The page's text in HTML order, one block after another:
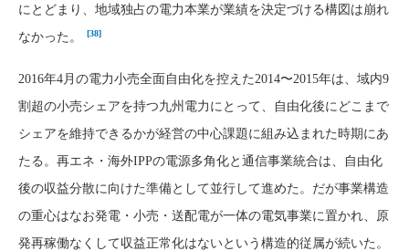
にとどまり、地域独占の電力本業が業績を決定づける構図は崩れ
なかった。
[38]
2016年4月の電力小売全面自由化を控えた2014〜2015年は、域内9
割超の小売シェアを持つ九州電力にとって、自由化後にどこまで
シェアを維持できるかが経営の中心課題に組み込まれた時期にあ
たる。再エネ・海外IPPの電源多角化と通信事業統合は、自由化
後の収益分散に向けた準備として並行して進めた。だが事業構造
の重心はなお発電・小売・送配電が一体の電気事業に置かれ、原
発再稼働なくして収益正常化はないという構造的従属が続いた。